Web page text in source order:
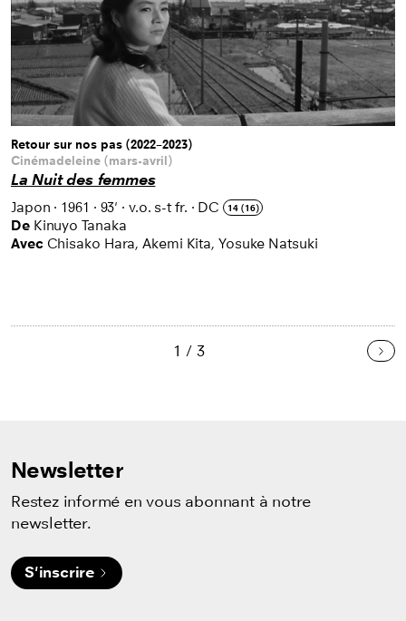
Retour sur nos pas (2022–2023)
Cinémadeleine (mars-avril)
La Nuit des femmes
Japon · 1961 · 93' · v.o. s-t fr. · DC 14 (16)
De Kinuyo Tanaka
Avec Chisako Hara, Akemi Kita, Yosuke Natsuki
1 / 3
Newsletter
Restez informé en vous abonnant à notre
newsletter.
S'inscrire